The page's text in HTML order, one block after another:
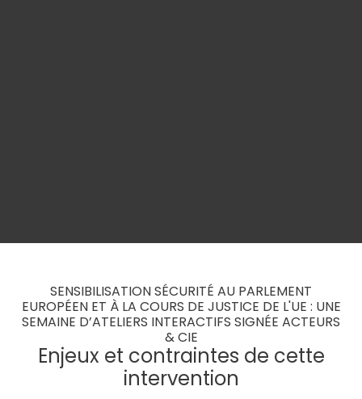
SENSIBILISATION SÉCURITÉ AU PARLEMENT
EUROPÉEN ET À LA COURS DE JUSTICE DE L'UE : UNE
SEMAINE D’ATELIERS INTERACTIFS SIGNÉE ACTEURS
& CIE
Enjeux et contraintes de cette
intervention